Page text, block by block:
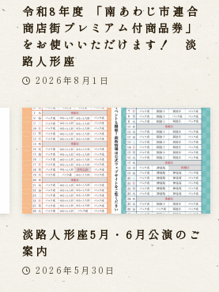
令和8年度 「南あわじ市連合
商店街プレミアム付商品券」
をお使いいただけます！ 淡
路人形座
2026年8月1日
淡路人形座5月・6月公演のご
案内
2026年5月30日